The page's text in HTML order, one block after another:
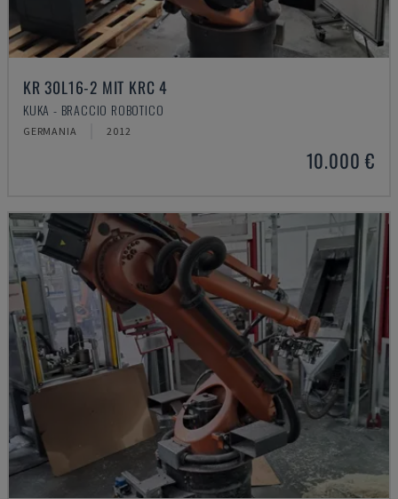
KR 30L16-2 MIT KRC 4
KUKA - BRACCIO ROBOTICO
GERMANIA 2012
10.000 €